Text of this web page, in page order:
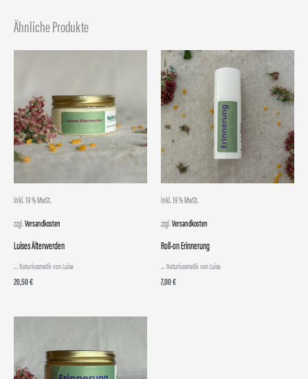
Ähnliche Produkte
inkl. 19 % MwSt.
zzgl.Versandkosten
Luises Älterwerden
... Naturkosmetik von Luise
20,50€
inkl. 19 % MwSt.
zzgl.Versandkosten
Roll-on Erinnerung
... Naturkosmetik von Luise
7,00€